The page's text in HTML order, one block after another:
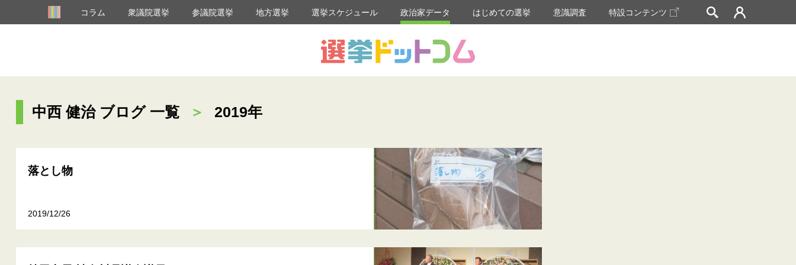
コラム 衆議院選挙 参議院選挙 地方選挙 選挙スケジュール 政治家データ はじめての選挙 意識調査 特設コンテンツ
中西 健治 ブログ 一覧 ＞ 2019年
落とし物
2019/12/26